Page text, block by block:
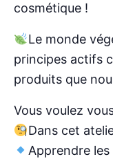
cosmétique !
Le monde
principes actifs
produits que
Vous voulez
Dans cet
Apprendre les